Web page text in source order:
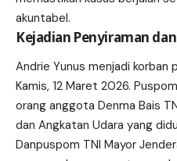
akuntabel.
Kejadian Penyiraman
Andrie Yunus menjadi korban
Kamis, 12 Maret 2026.
orang anggota Denma Bais
dan Angkatan Udara yang
Danpuspom TNI Mayor